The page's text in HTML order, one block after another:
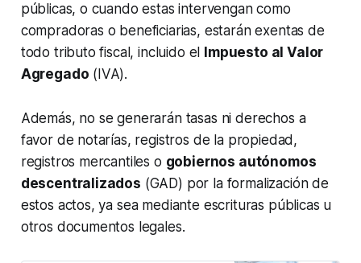
públicas, o cuando estas intervengan como
compradoras o beneficiarias, estarán exentas de
todo tributo fiscal, incluido el
Impuesto al Valor
Agregado (IVA).
Además, no se generarán tasas ni derechos a
favor de notarías, registros de la propiedad,
registros mercantiles o gobiernos autónomos
descentralizados (GAD) por la formalización de
estos actos, ya sea mediante escrituras públicas u
otros documentos legales.